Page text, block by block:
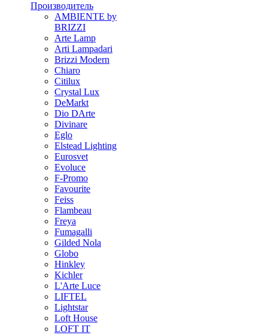
Производитель
AMBIENTE by
BRIZZI
Arte Lamp
Arti Lampadari
Brizzi Modern
Chiaro
Citilux
Crystal Lux
DeMarkt
Dio DArte
Divinare
Eglo
Elstead Lighting
Eurosvet
Evoluce
F-Promo
Favourite
Feiss
Flambeau
Freya
Fumagalli
Gilded Nola
Globo
Hinkley
Kichler
L'Arte Luce
LIFTEL
Lightstar
Loft House
LOFT IT